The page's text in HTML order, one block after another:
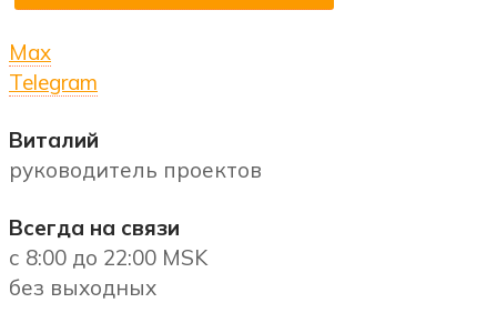
Max
Telegram
Виталий
руководитель проектов
Всегда на связи
с 8:00 до 22:00 MSK
без выходных